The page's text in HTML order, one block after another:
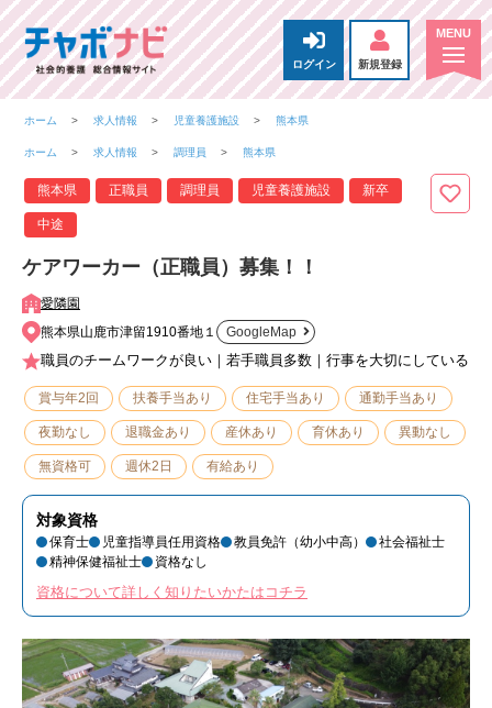
ログイン 新規登録
ホーム 求人情報 児童養護施設 熊本県
ホーム 求人情報 調理員 熊本県
熊本県 正職員 調理員 児童養護施設 新卒
中途
ケアワーカー（正職員）募集！！
愛隣園
熊本県山鹿市津留1910番地１
GoogleMap
職員のチームワークが良い｜若手職員多数｜行事を大切にしている
賞与年2回 扶養手当あり 住宅手当あり 通勤手当あり
夜勤なし 退職金あり 産休あり 育休あり 異動なし
無資格可 週休2日 有給あり
対象資格
保育士 児童指導員任用資格 教員免許（幼小中高）
社会福祉士
精神保健福祉士
資格なし
資格について詳しく知りたいかたはコチラ